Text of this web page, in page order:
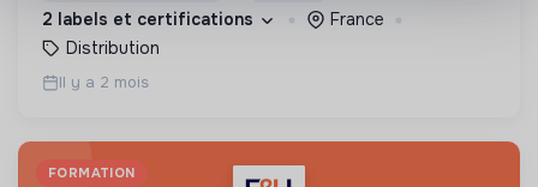
paysanne et de proximité, sans concession!
2 labels et certifications
France
Distribution
Il y a 2 mois
FORMATION